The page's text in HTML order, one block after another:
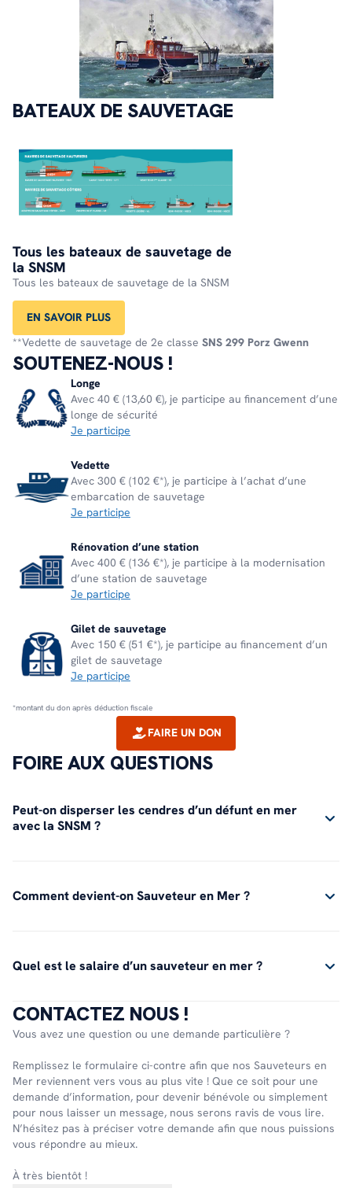
BATEAUX DE SAUVETAGE
Tous les bateaux de sauvetage de
la SNSM
Tous les bateaux de sauvetage de la SNSM
EN SAVOIR PLUS
**Vedette de sauvetage de 2e classe SNS 299 Porz Gwenn
SOUTENEZ-NOUS !
Longe
Avec 40 € (13,60 €), je participe au financement d’une
longe de sécurité
Je participe
Vedette
Avec 300 € (102 €*), je participe à l’achat d’une
embarcation de sauvetage
Je participe
Rénovation d’une station
Avec 400 € (136 €*), je participe à la modernisation
d’une station de sauvetage
Je participe
Gilet de sauvetage
Avec 150 € (51 €*), je participe au financement d’un
gilet de sauvetage
Je participe
*montant du don après déduction fiscale
FAIRE UN DON
FOIRE AUX QUESTIONS
Peut-on disperser les cendres d’un défunt en mer
avec la SNSM ?
Comment devient-on Sauveteur en Mer ?
Quel est le salaire d’un sauveteur en mer ?
CONTACTEZ NOUS !
Vous avez une question ou une demande particulière ?
Remplissez le formulaire ci-contre afin que nos Sauveteurs en
Mer reviennent vers vous au plus vite ! Que ce soit pour une
demande d’information, pour devenir bénévole ou simplement
pour nous laisser un message, nous serons ravis de vous lire.
N’hésitez pas à préciser votre demande afin que nous puissions
vous répondre au mieux.
À très bientôt !